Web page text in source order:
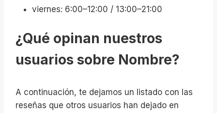
viernes: 6:00–12:00 / 13:00–21:00
¿Qué opinan nuestros
usuarios sobre Nombre?
A continuación, te dejamos un listado con las
reseñas que otros usuarios han dejado en